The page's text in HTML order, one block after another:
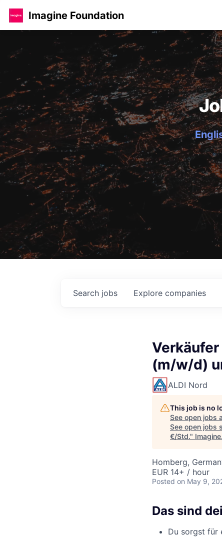
Imagine Foundation
Search jobs Explore companies
(m/w/d)
ALDI Nord
This job is no
See open jobs
See open jobs
€/Std." Imagine.
Homberg,
EUR 14+ / hour
Posted on May 9,
Das sind
Du sorgst für